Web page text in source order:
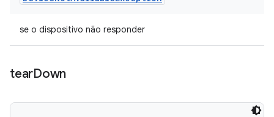
se o dispositivo não responder
tearDown